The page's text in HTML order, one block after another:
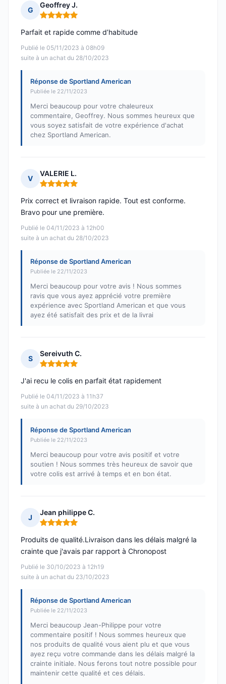
G
Geoffrey J.
Note : 5 sur 5
Publié le 05/11/2023 à 08h09
suite à un achat du 28/10/2023
Parfait et rapide comme d’habitude
Réponse de Sportland American
Publiée le 22/11/2023
Merci beaucoup pour votre chaleureux
commentaire, Geoffrey. Nous sommes heureux que
vous soyez satisfait de votre expérience d'achat
chez Sportland American.
V
VALERIE L.
Note : 5 sur 5
Publié le 04/11/2023 à 12h00
suite à un achat du 28/10/2023
Prix correct et livraison rapide. Tout est conforme.
Bravo pour une première.
Réponse de Sportland American
Publiée le 22/11/2023
Merci beaucoup pour votre avis ! Nous sommes
ravis que vous ayez apprécié votre première
expérience avec Sportland American et que vous
ayez été satisfait des prix et de la livrai
S
Sereivuth C.
Note : 5 sur 5
Publié le 04/11/2023 à 11h37
suite à un achat du 29/10/2023
J'ai recu le colis en parfait état rapidement
Réponse de Sportland American
Publiée le 22/11/2023
Merci beaucoup pour votre avis positif et votre
soutien ! Nous sommes très heureux de savoir que
votre colis est arrivé à temps et en bon état.
J
Jean philippe C.
Note : 5 sur 5
Publié le 30/10/2023 à 12h19
suite à un achat du 23/10/2023
Produits de qualité.Livraison dans les délais malgré la
crainte que j'avais par rapport à Chronopost
Réponse de Sportland American
Publiée le 22/11/2023
Merci beaucoup Jean-Philippe pour votre
commentaire positif ! Nous sommes heureux que
nos produits de qualité vous aient plu et que vous
ayez reçu votre commande dans les délais malgré la
crainte initiale. Nous ferons tout notre possible pour
maintenir cette qualité et ces délais.